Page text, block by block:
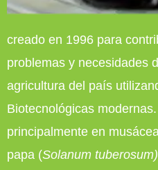
creado en 1996 para
problemas y necesidades
agricultura del país
Biotecnológicas
principalmente en
papa (Solanum